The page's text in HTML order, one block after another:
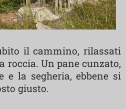
il cammino, rilassati
roccia. Un pane cunzato,
e la segheria, ebbene si
giusto.